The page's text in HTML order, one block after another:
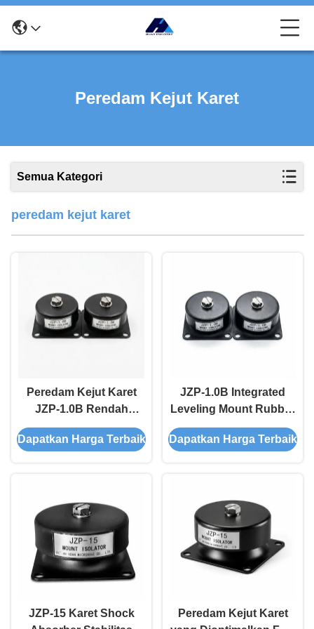
Peredam Kejut Karet
Semua Kategori
peredam kejut karet
Peredam Kejut Karet
JZP-1.0B Rendah
Outgassing VOC Ultra-
Rendah Isolator
Dapatkan Harga Terbaik
JZP-1.0B Integrated
Leveling Mount Rubber
Shock Absorber Non-
Migrating Vibration
Dapatkan Harga Terbaik
JZP-15 Karet Shock
Peredam Kejut Karet